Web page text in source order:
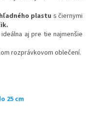
plastu s čiernymi
aj pre tie najmenšie
rozprávkovom oblečení.
25 cm